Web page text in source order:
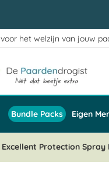
voor het welzijn van jouw
Bundle Packs Eigen
Excellent Protection